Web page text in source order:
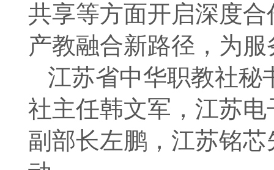
共享等方面开启深度
产教融合新路径，为
江苏省中华职教社秘
社主任韩文军，江苏
副部长左鹏，江苏铭